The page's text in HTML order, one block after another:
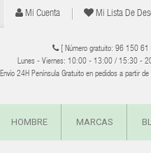
Mi Cuenta Mi Lista De
[ Número gratuito: 96 150 61
Lunes - Viernes: 10:00 - 13:00 / 15:30 -
Envío 24H Península Gratuito en pedidos a partir
HOMBRE MARCAS